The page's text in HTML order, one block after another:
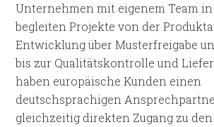
Unternehmen mit eigenem Team
begleiten Projekte von der
Entwicklung über Musterfreigabe
bis zur Qualitätskontrolle und
haben europäische Kunden einen
deutschsprachigen
gleichzeitig direkten Zugang zu den